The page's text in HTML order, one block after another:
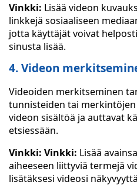
Vinkki: Lisää videon
linkkejä sosiaaliseen
jotta käyttäjät voivat
sinusta lisää.
4. Videon
Videoiden merkitseminen
tunnisteiden tai
videon sisältöä ja auttavat
etsiessään.
Vinkki: Vinkki: Lisää
aiheeseen liittyviä termejä
lisätäksesi videosi